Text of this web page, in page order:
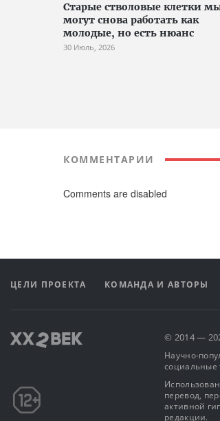
Старые стволовые клетки
могут снова работать как
молодые, но есть нюанс
30 Июль, 2026
КОММЕНТАРИИ
Comments are disabled
ЦЕЛИ ПРОЕКТА КОМАНДА И АВТОРЫ
© 2014 —
Научно-
социальные
перевод,
активной
редакции.